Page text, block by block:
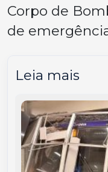
Corpo de
de
Leia mais